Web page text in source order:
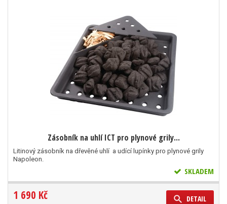
Zásobník na uhlí ICT pro plynové grily...
Litinový zásobník na dřevěné uhlí a udící lupínky pro plynové grily
Napoleon.
SKLADEM
1 690 Kč DETAIL